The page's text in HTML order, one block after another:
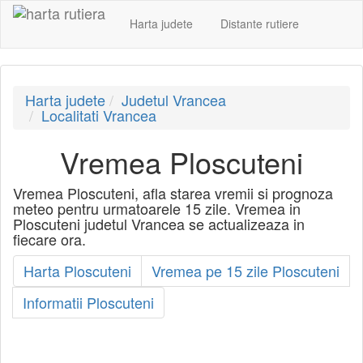
Harta judete Distante rutiere
Harta judete Judetul Vrancea
Localitati Vrancea
Vremea Ploscuteni
Vremea Ploscuteni, afla starea vremii si prognoza
meteo pentru urmatoarele 15 zile. Vremea in
Ploscuteni judetul Vrancea se actualizeaza in
fiecare ora.
Harta Ploscuteni
Vremea pe 15 zile Ploscuteni
Informatii Ploscuteni